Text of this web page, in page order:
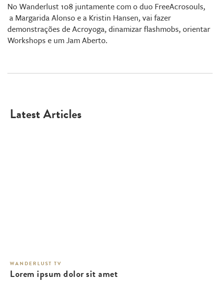
No Wanderlust 108 juntamente com o duo FreeAcrosouls,
a Margarida Alonso e a Kristin Hansen, vai fazer
demonstrações de Acroyoga, dinamizar flashmobs, orientar
Workshops e um Jam Aberto.
Latest Articles
WANDERLUST TV
Lorem ipsum dolor sit amet